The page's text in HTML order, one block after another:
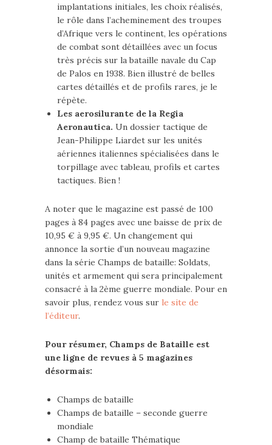
implantations initiales, les choix réalisés,
le rôle dans l’acheminement des troupes
d’Afrique vers le continent, les opérations
de combat sont détaillées avec un focus
très précis sur la bataille navale du Cap
de Palos en 1938. Bien illustré de belles
cartes détaillés et de profils rares, je le
répète.
Les aerosilurante de la Regia
Aeronautica. Un dossier tactique de
Jean-Philippe Liardet sur les unités
aériennes italiennes spécialisées dans le
torpillage avec tableau, profils et cartes
tactiques. Bien !
A noter que le magazine est passé de 100
pages à 84 pages avec une baisse de prix de
10,95 € à 9,95 €. Un changement qui
annonce la sortie d’un nouveau magazine
dans la série Champs de bataille: Soldats,
unités et armement qui sera principalement
consacré à la 2ème guerre mondiale. Pour en
savoir plus, rendez vous sur le site de
l’éditeur.
Pour résumer, Champs de Bataille est
une ligne de revues à 5 magazines
désormais:
Champs de bataille
Champs de bataille – seconde guerre
mondiale
Champ de bataille Thématique